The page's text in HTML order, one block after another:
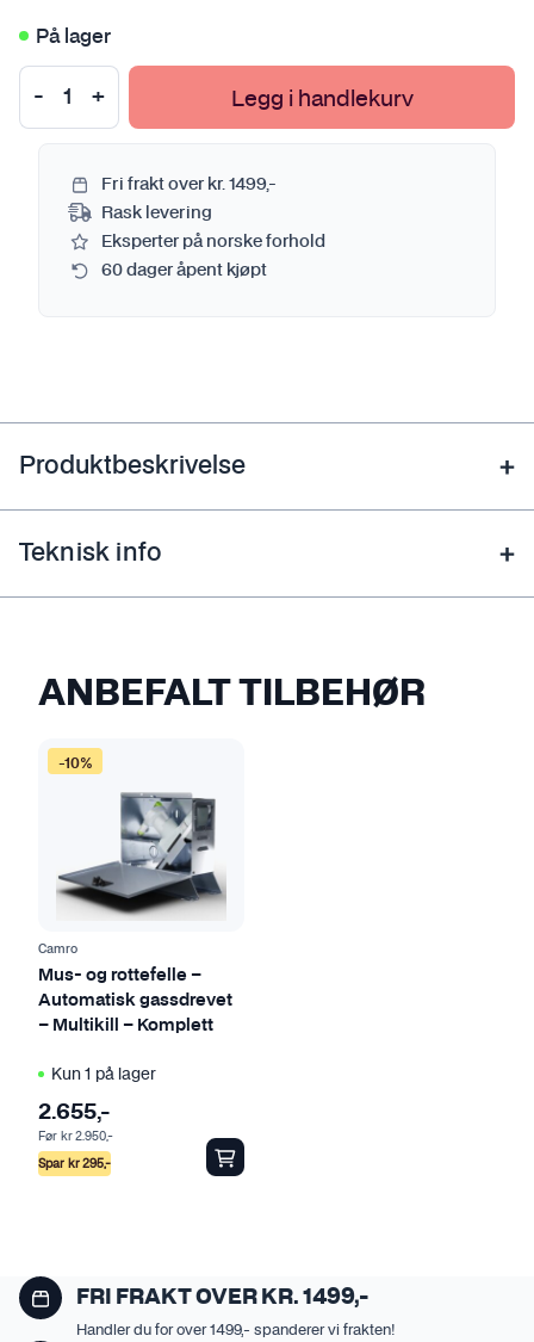
På lager
Legg i handlekurv
Fri frakt over kr. 1499,-
Rask levering
Eksperter på norske forhold
60 dager åpent kjøpt
Produktbeskrivelse
Teknisk info
ANBEFALT TILBEHØR
-10%
Camro
Mus- og rottefelle –
Automatisk gassdrevet
– Multikill – Komplett
Kun 1 på lager
2.655,-
Spar kr295,-
Før kr2.950,-
FRI FRAKT OVER KR. 1499,-
Handler du for over 1499,- spanderer vi frakten!